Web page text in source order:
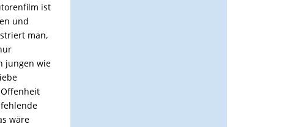
ist
und
man,
jungen wie
wäre